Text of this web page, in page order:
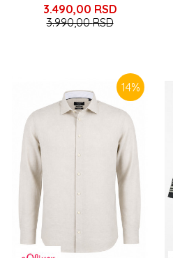
3.490,00 RSD
3.990,00RSD
14%